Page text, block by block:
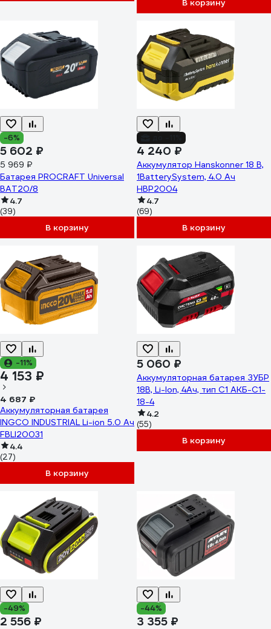
В корзину
-6%
5 602 ₽
5 969 ₽
Батарея PROCRAFT Universal
BAT20/8
4.7
(39)
В корзину
4 240 ₽
Аккумулятор Hanskonner 18 В,
1BatterySystem, 4.0 Ач
HBP2004
4.7
(69)
В корзину
-11%
4 153 ₽
4 687 ₽
Аккумуляторная батарея
INGCO INDUSTRIAL Li-ion 5.0 Ач
FBLI20031
4.4
(27)
В корзину
5 060 ₽
Аккумуляторная батарея ЗУБР
18В, Li-Ion, 4Ач, тип С1 АКБ-С1-
18-4
4.2
(55)
В корзину
-49%
2 556 ₽
-44%
3 355 ₽